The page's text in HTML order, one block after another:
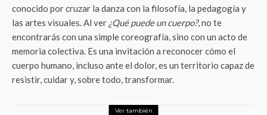
conocido por cruzar la danza con la filosofía, la pedagogía y
las artes visuales. Al ver ¿Qué puede un cuerpo?, no te
encontrarás con una simple coreografía, sino con un acto de
memoria colectiva. Es una invitación a reconocer cómo el
cuerpo humano, incluso ante el dolor, es un territorio capaz de
resistir, cuidar y, sobre todo, transformar.
Ver también